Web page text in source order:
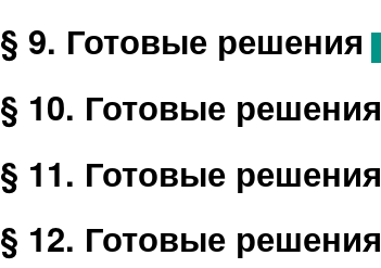
§ 9. Готовые решения
§ 10. Готовые решения
§ 11. Готовые решения
§ 12. Готовые решения